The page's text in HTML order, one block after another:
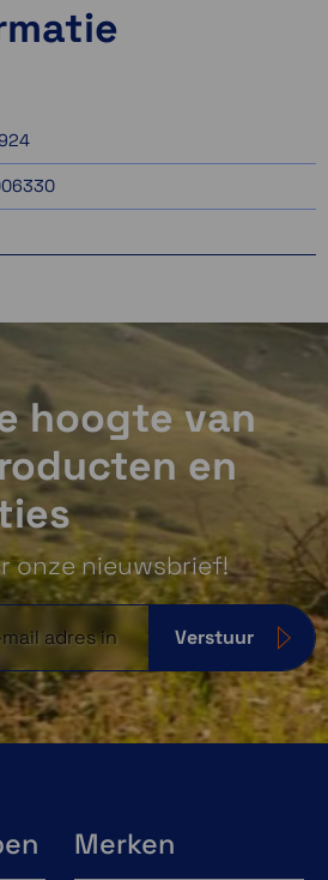
even niet op voorraad
hoogte van
en
onze nieuwsbrief!
Verstuur
Merken